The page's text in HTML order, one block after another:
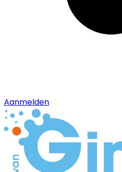
Aanmelden